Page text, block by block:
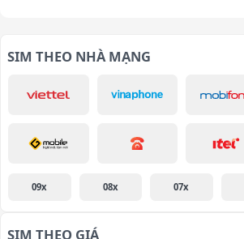
SIM THEO NHÀ MẠNG
09x 08x 07x
SIM THEO GIÁ